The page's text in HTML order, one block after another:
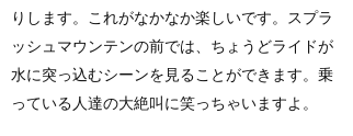
りします。これがなかなか楽しいです。スプラ
ッシュマウンテンの前では、ちょうどライドが
水に突っ込むシーンを見ることができます。乗
っている人達の大絶叫に笑っちゃいますよ。